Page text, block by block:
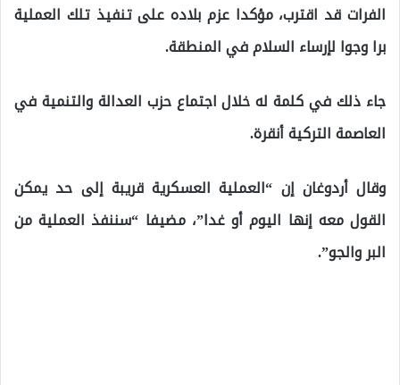
الفرات قد اقترب، مؤكدا عزم بلاده على تنفيذ تلك العملية
برا وجوا لإرساء السلام في المنطقة.
جاء ذلك في كلمة له خلال اجتماع حزب العدالة والتنمية في
العاصمة التركية أنقرة.
وقال أردوغان إن “العملية العسكرية قريبة إلى حد يمكن
القول معه إنها اليوم أو غدا”، مضيفا “سننفذ العملية من
البر والجو”.